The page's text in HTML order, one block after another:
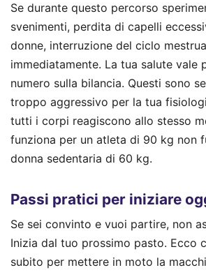
Se durante questo percorso
svenimenti, perdita di capelli
donne, interruzione del ciclo
immediatamente. La tua salute vale
numero sulla bilancia. Questi sono
troppo aggressivo per la tua
tutti i corpi reagiscono allo stesso
funziona per un atleta di 90 kg non
donna sedentaria di 60 kg.
Passi pratici per iniziare
Se sei convinto e vuoi partire, non
Inizia dal tuo prossimo pasto. Ecco
subito per mettere in moto la